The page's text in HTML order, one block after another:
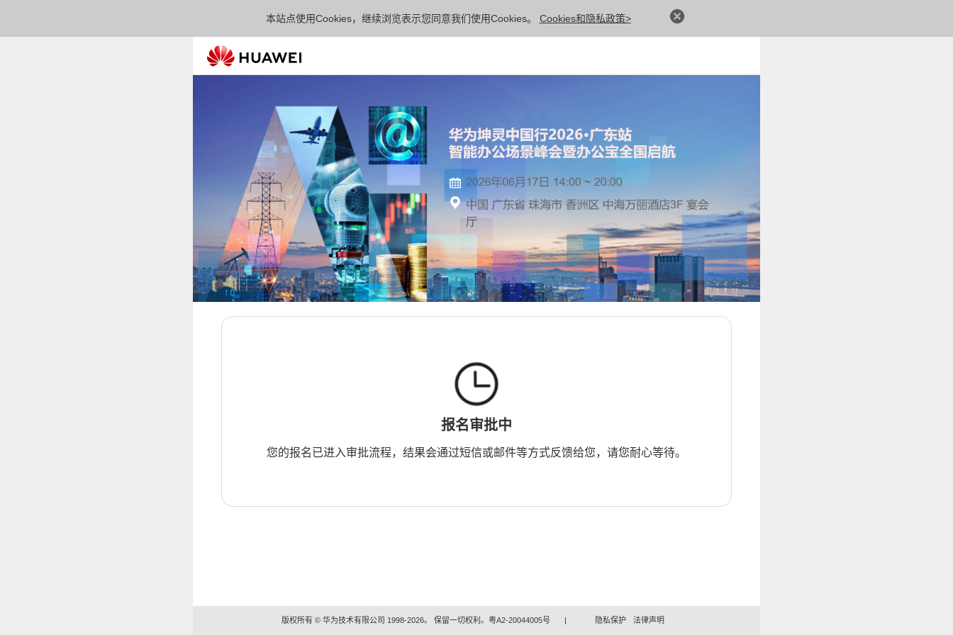
本站点使用Cookies，继续浏览表示您同意我们使用Cookies。 Cookies和隐私政策>
报名审批中
您的报名已进入审批流程，结果会通过短信或邮件等方式反馈给您，请您耐心等待。
版权所有 © 华为技术有限公司 1998-2026。 保留一切权利。粤A2-20044005号 | 隐私保护 法律声明